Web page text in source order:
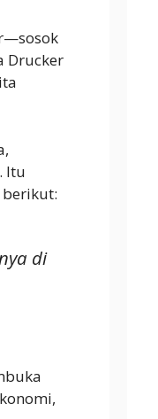
Drucker
Itu
di